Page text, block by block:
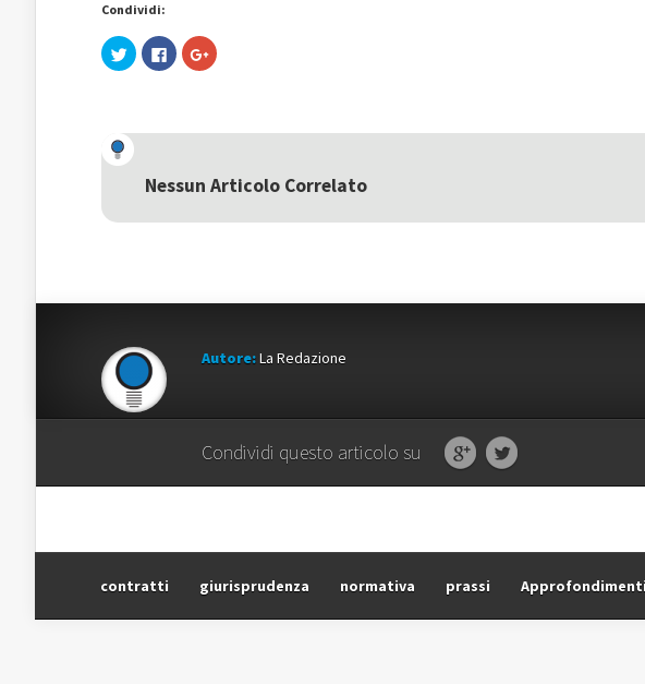
Condividi:
Fai
clic
(Si
apre
una
nuova
Fai
clic
nuova
finestra)
Fai
clic
una
nuova
Nessun Articolo Correlato
Autore:La Redazione
Condividi questo articolo su
contratti giurisprudenza normativa prassi Approfondimenti